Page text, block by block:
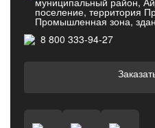
поселение, территория
Промышленная зона,
8 800 333-94-27